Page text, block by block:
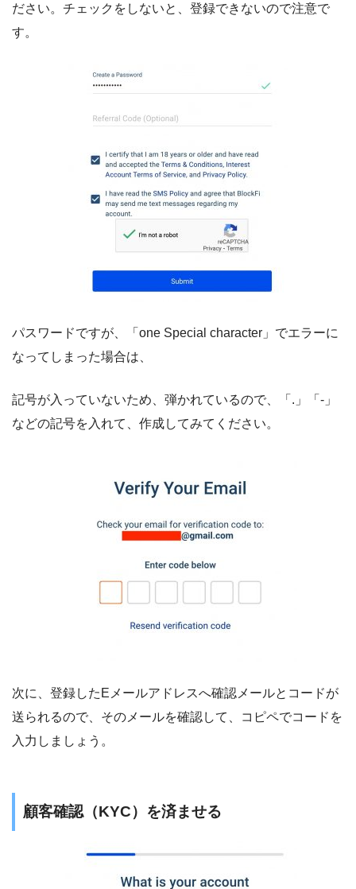
ださい。チェックをしないと、登録できないので注意で
す。
パスワードですが、「one Special character」でエラーに
なってしまった場合は、
記号が入っていないため、弾かれているので、「.」「-」
などの記号を入れて、作成してみてください。
次に、登録したEメールアドレスへ確認メールとコードが
送られるので、そのメールを確認して、コピペでコードを
入力しましょう。
顧客確認（KYC）を済ませる